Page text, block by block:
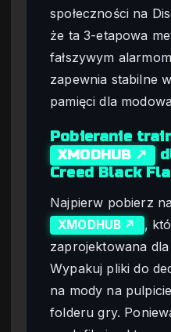
społeczności na
że ta 3-etapowa
fałszywym
zapewnia stabilne
pamięci dla
Pobieranie
XMODHUB ↗
Creed Black
Najpierw pobierz
XMODHUB ↗
,
zaprojektowana
Wypakuj pliki do
na mody na
folderu gry.